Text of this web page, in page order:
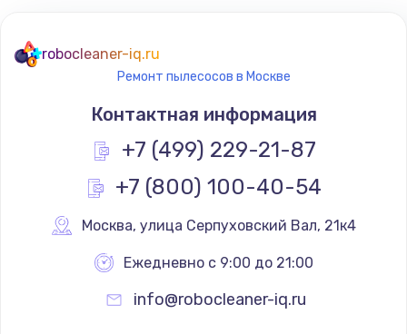
1795 руб.
Заказать
Ремонт разъема питания
1120 руб.
Заказать
Замена видеочипа
robocleaner-iq.ru
Ремонт пылесосов в Москве
Контактная информация
+7 (499) 229-21-87
+7 (800) 100-40-54
Москва, улица Серпуховский Вал, 21к4
Ежедневно с 9:00 до 21:00
info@robocleaner-iq.ru